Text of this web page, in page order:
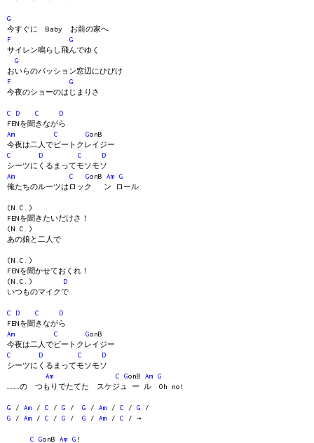
G
今すぐに Baby お前の家へ
F
G
サイレン鳴らし飛んでゆく
G
おいらのパッション窓辺にひびけ
F
G
今夜のショーのはじまりさ
C D C
D
FENを聞きながら
Am
C GonB
今夜は二人でビートクレイジー
C
D C
D
シーツにくるまってモソモソ
Am
C GonB Am
G
俺たちのルーツはロック ン ロール
(N.C.)
FENを聞きたいだけさ！
(N.C.)
あの娘と二人で
(N.C.)
FENを聞かせておくれ！
(N.C.) D
いつものマイクで
C D C
D
FENを聞きながら
Am
C GonB
今夜は二人でビートクレイジー
C
D C
D
シーツにくるまってモソモソ
Am
C GonB Am
G
………の つもりでたてた スケジュ ー ル Oh no!
G / Am / C / G / G / Am / C / G /
G / Am / C / G / G / Am / C / →
C GonB Am G !